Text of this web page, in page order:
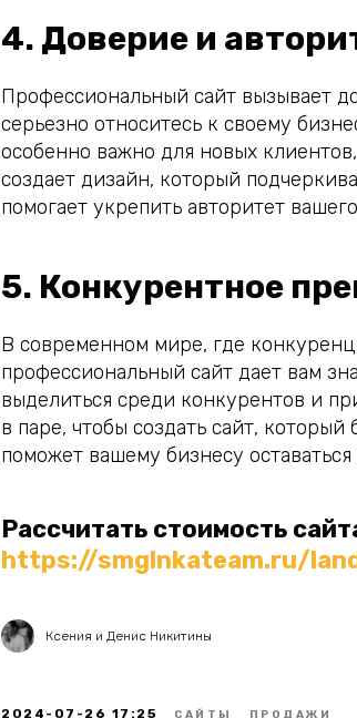
4. Доверие и
Профессиональный сайт вызывает
серьезно относитесь к своему
особенно важно для новых
создает дизайн, который
помогает укрепить авторитет
5. Конкурентное
В современном мире, где
профессиональный сайт дает вам
выделиться среди конкурентов и
в паре, чтобы создать сайт,
поможет вашему бизнесу
Рассчитать стоимость
https://smglnkateam.ru/
Ксения и Денис Никитины
2024-07-26 17:25 САЙТЫ ПРОДАЖИ